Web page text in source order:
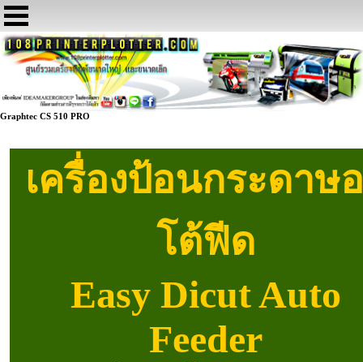
Graphtec CS 510 PRO
เครื่องป้อนกระดาษ
โต้ฟีด
Easy Dicut Auto
Feeder